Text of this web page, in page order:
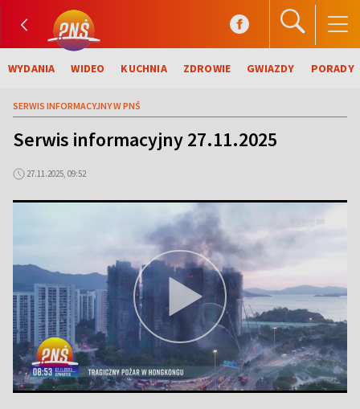
WYDANIA WIDEO KUCHNIA ZDROWIE GWIAZDY PORADY
SERWIS INFORMACYJNY W PNŚ
Serwis informacyjny 27.11.2025
27.11.2025, 09:52